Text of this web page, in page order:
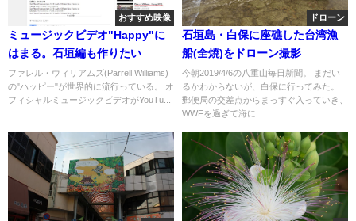
おすすめ映像
ミュージックビデオ"Happy"に
はまる。石垣編も作りたい
ファレル・ウィリアムズ(Parrell Williams)
の"ハッピー"が世界的に流行っている。 オ
フィシャルミュージックビデオがYouTu...
ドローン
石垣島・白保に座礁した台湾漁
船(全焼)をドローン撮影
今朝2019/4/6の八重山毎日新聞。 まだい
るかわからないが、白保に行ってみた。
郵便局の交差点からまっすぐ入っていき、
WWFを過ぎて海に...